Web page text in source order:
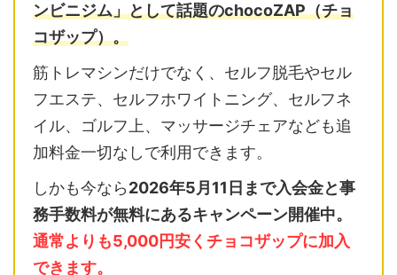
ンビニジム」として話題のchocoZAP（チョ
コザップ）。
筋トレマシンだけでなく、セルフ脱毛やセル
フエステ、セルフホワイトニング、セルフネ
イル、ゴルフ上、マッサージチェアなども追
加料金一切なしで利用できます。
しかも今なら2026年5月11日まで入会金と事
務手数料が無料にあるキャンペーン開催中。
通常よりも5,000円安くチョコザップに加入
できます。